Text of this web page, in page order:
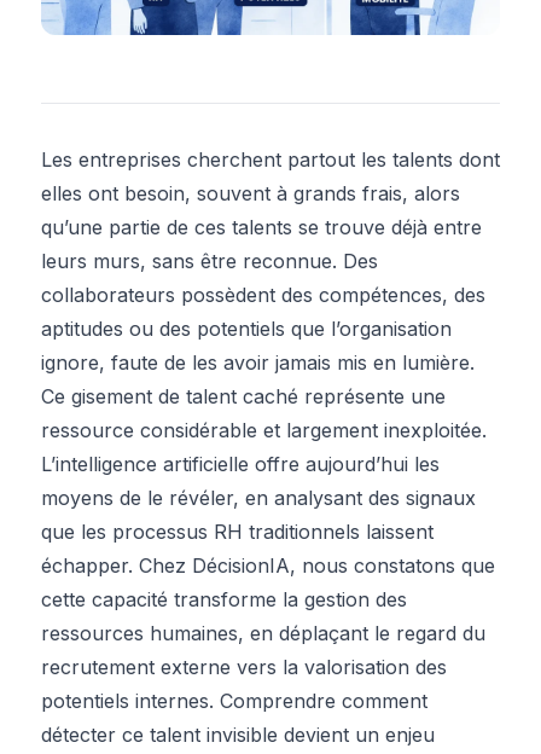
Les entreprises cherchent partout les talents dont
elles ont besoin, souvent à grands frais, alors
qu’une partie de ces talents se trouve déjà entre
leurs murs, sans être reconnue. Des
collaborateurs possèdent des compétences, des
aptitudes ou des potentiels que l’organisation
ignore, faute de les avoir jamais mis en lumière.
Ce gisement de talent caché représente une
ressource considérable et largement inexploitée.
L’intelligence artificielle offre aujourd’hui les
moyens de le révéler, en analysant des signaux
que les processus RH traditionnels laissent
échapper. Chez DécisionIA, nous constatons que
cette capacité transforme la gestion des
ressources humaines, en déplaçant le regard du
recrutement externe vers la valorisation des
potentiels internes. Comprendre comment
détecter ce talent invisible devient un enjeu